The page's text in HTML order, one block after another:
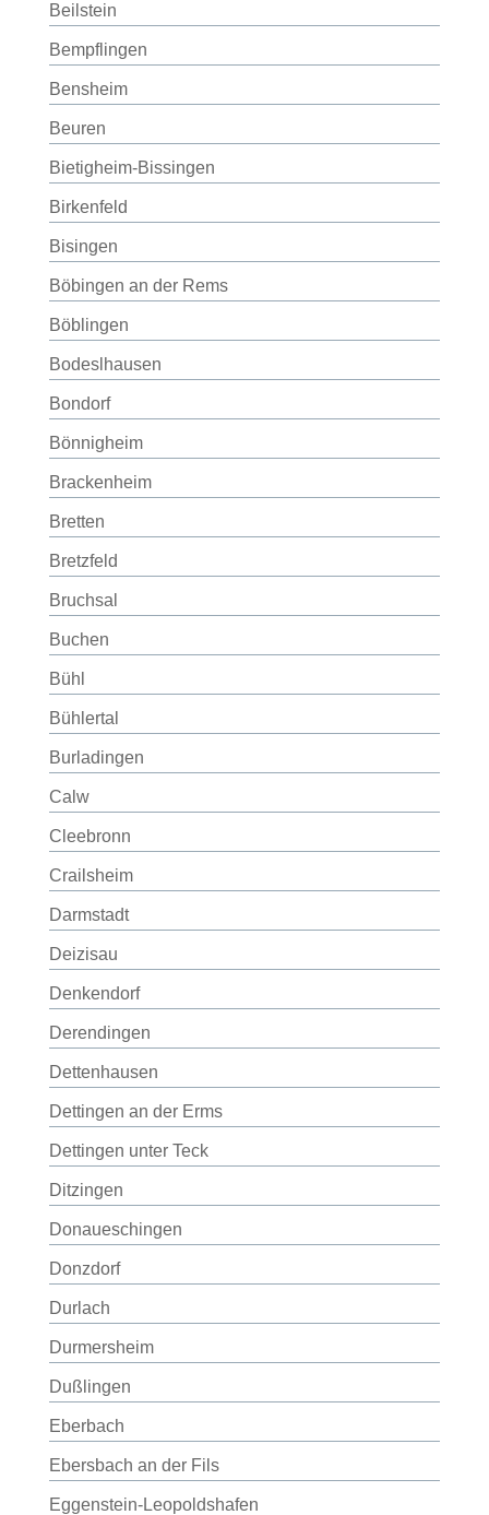
Beilstein
Bempflingen
Bensheim
Beuren
Bietigheim-Bissingen
Birkenfeld
Bisingen
Böbingen an der Rems
Böblingen
Bodeslhausen
Bondorf
Bönnigheim
Brackenheim
Bretten
Bretzfeld
Bruchsal
Buchen
Bühl
Bühlertal
Burladingen
Calw
Cleebronn
Crailsheim
Darmstadt
Deizisau
Denkendorf
Derendingen
Dettenhausen
Dettingen an der Erms
Dettingen unter Teck
Ditzingen
Donaueschingen
Donzdorf
Durlach
Durmersheim
Dußlingen
Eberbach
Ebersbach an der Fils
Eggenstein-Leopoldshafen